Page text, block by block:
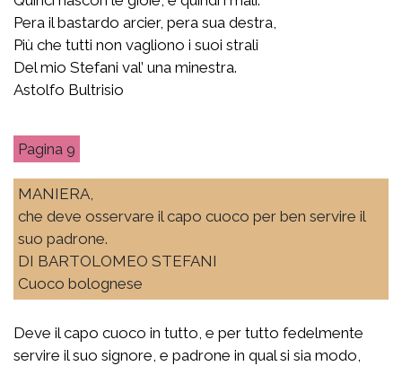
Pera il bastardo arcier, pera sua destra,
Più che tutti non vagliono i suoi strali
Del mio Stefani val’ una minestra.
Astolfo Bultrisio
9
MANIERA,
che deve osservare il capo cuoco per ben servire il
suo padrone.
DI BARTOLOMEO STEFANI
Cuoco bolognese
Deve il capo cuoco in tutto, e per tutto fedelmente
servire il suo signore, e padrone in qual si sia modo,